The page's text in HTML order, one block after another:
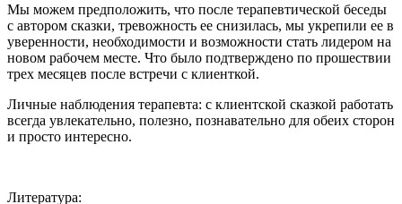
Мы можем предположить, что после терапевтической беседы
с автором сказки, тревожность ее снизилась, мы укрепили ее в
уверенности, необходимости и возможности стать лидером на
новом рабочем месте. Что было подтверждено по прошествии
трех месяцев после встречи с клиенткой.
Личные наблюдения терапевта: с клиентской сказкой работать
всегда увлекательно, полезно, познавательно для обеих сторон
и просто интересно.
Литература: